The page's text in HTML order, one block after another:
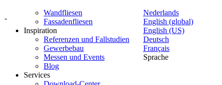
-
Nederlands
English (global)
English (US)
Deutsch
Français
Sprache
Wandfliesen
Fassadenfliesen
Inspiration
Referenzen und Fallstudien
Gewerbebau
Messen und Events
Blog
Services